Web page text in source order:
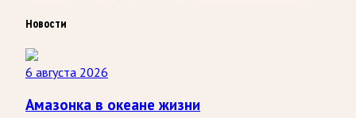
Новости
6 августа 2026
Амазонка в океане жизни